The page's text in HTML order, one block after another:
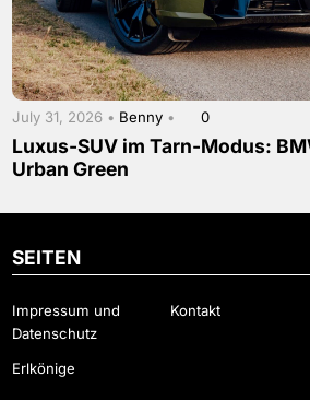
July 31, 2026 • Benny • 0
Luxus-SUV im Tarn-Modus:
Urban Green
SEITEN
Impressum und
Datenschutz
Kontakt
Erlkönige